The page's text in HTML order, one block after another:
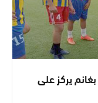
يركز على